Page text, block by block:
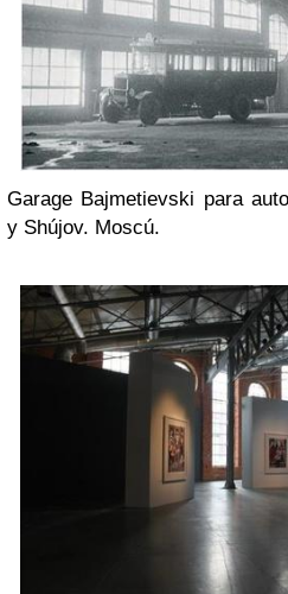
Garage Bajmetievski para
y Shújov. Moscú.